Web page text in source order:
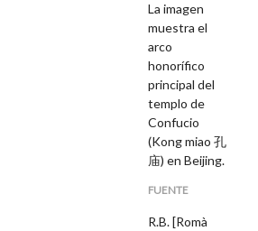
La imagen
muestra el
arco
honorífico
principal del
templo de
Confucio
(Kong miao孔
庙) en Beijing.
FUENTE
R.B. [Romà